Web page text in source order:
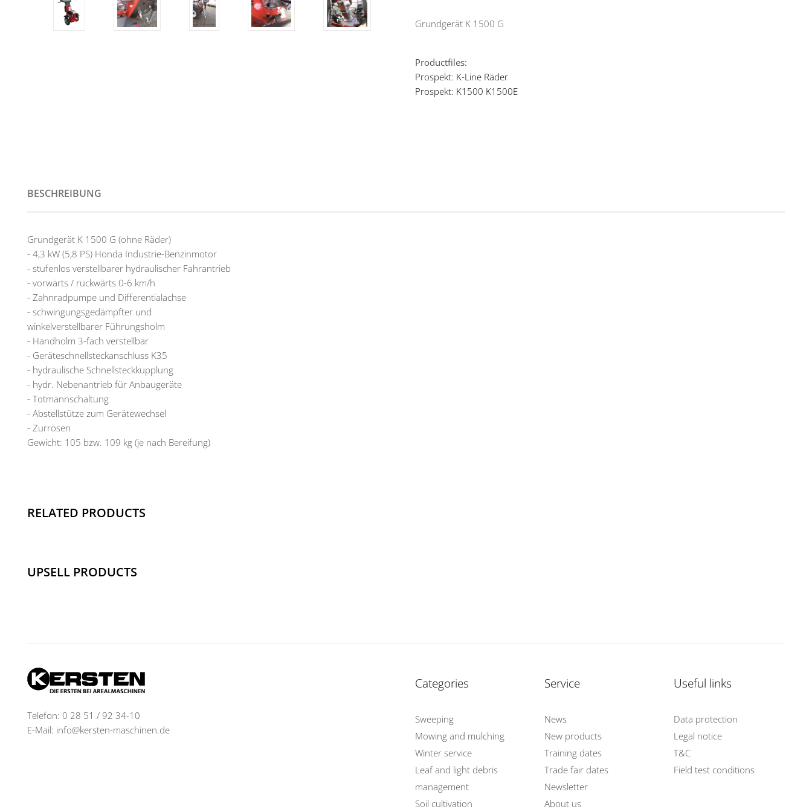
Grundgerät K 1500 G
Productfiles:
Prospekt: K-Line Räder
Prospekt: K1500 K1500E
BESCHREIBUNG
Grundgerät K 1500 G (ohne Räder)
- 4,3 kW (5,8 PS) Honda Industrie-Benzinmotor
- stufenlos verstellbarer hydraulischer Fahrantrieb
- vorwärts / rückwärts 0-6 km/h
- Zahnradpumpe und Differentialachse
- schwingungsgedämpfter und
winkelverstellbarer Führungsholm
- Handholm 3-fach verstellbar
- Geräteschnellsteckanschluss K35
- hydraulische Schnellsteckkupplung
- hydr. Nebenantrieb für Anbaugeräte
- Totmannschaltung
- Abstellstütze zum Gerätewechsel
- Zurrösen
Gewicht: 105 bzw. 109 kg (je nach Bereifung)
RELATED PRODUCTS
UPSELL PRODUCTS
Telefon: 0 28 51 / 92 34-10
E-Mail: info@kersten-maschinen.de
Categories
Sweeping
Mowing and mulching
Winter service
Leaf and light debris
management
Soil cultivation
Service
News
New products
Training dates
Trade fair dates
Newsletter
About us
Useful links
Data protection
Legal notice
T&C
Field test conditions